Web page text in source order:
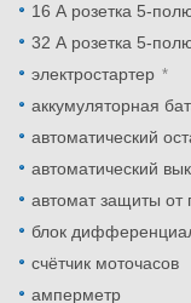
16 А розетка 5-
32 А розетка 5-
электростартер
аккумуляторная
автоматический
автоматический
автомат защиты от
блок
счётчик моточасов
амперметр